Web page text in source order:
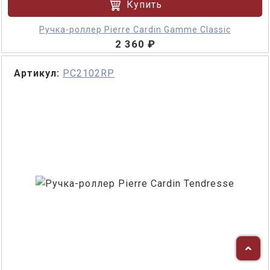
Купить
Ручка-роллер Pierre Cardin Gamme Classic
2 360 ₽
Артикул: PC2102RP